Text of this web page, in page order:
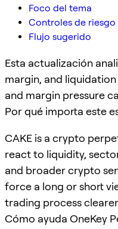
Foco del tema
Controles de riesgo
Flujo sugerido
Esta actualización
margin, and
and margin pressure
Por qué importa este
CAKE is a crypto
react to liquidity,
and broader crypto
force a long or short
trading process
Cómo ayuda OneKey